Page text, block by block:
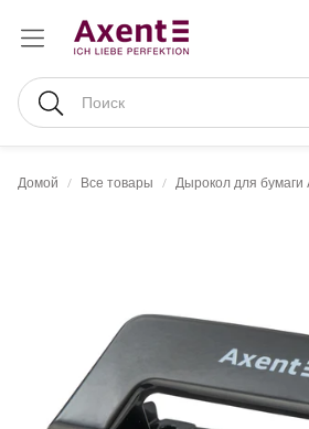
Поиск
Домой Все товары Дырокол для бумаги